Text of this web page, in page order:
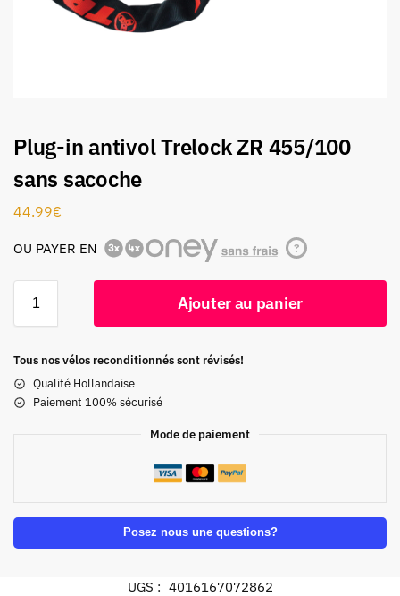
Plug-in antivol Trelock ZR 455/100
sans sacoche
44.99€
OU PAYER EN ?
Ajouter au panier
Tous nos vélos reconditionnés sont révisés!
Qualité Hollandaise
Paiement 100% sécurisé
Mode de paiement
Posez nous une questions?
UGS : 4016167072862